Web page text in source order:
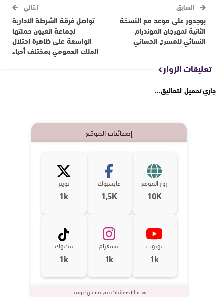
السابق
بوجدور على موعد مع النسخة
الثانية لمهرجان الموندرام
النسائي للمسرح الحساني
التالي
تواصل فرقة الشرطة الادارية
لجماعة العيون حملتها
الواسعة على ظاهرة احتلال
الملك العمومي بمختلف أحياء
تعليقات الزوار
جاري تحميل التعاليق...
إحصائيات الموقع
زوار الموقع
10K
فايسبوك
1,5K
تويتر
1k
يوتوب
1k
انستغرام
1k
تيكتوك
1k
هذه الإحصائيات يتم تحديثها يوميا